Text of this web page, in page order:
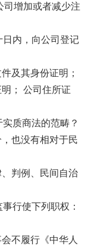
司增加或者减少注
内，向公司登记
及其身份证明；
； 公司住所证
质商法的范畴？
也没有相对于民
判例、民间自治
行使下列职权：
不履行《中华人